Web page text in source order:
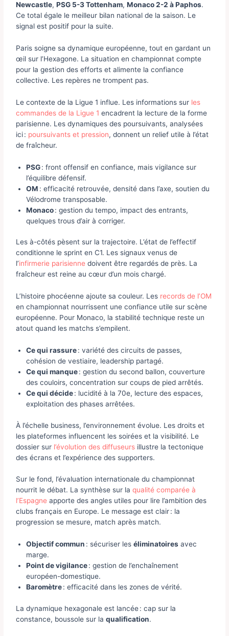
Newcastle,PSG 5-3 Tottenham,Monaco 2-2 à Paphos.
Ce total égale le meilleur bilan national de la saison. Le
signal est positif pour la suite.
Paris soigne sa dynamique européenne, tout en gardant un
œil sur l’Hexagone. La situation en championnat compte
pour la gestion des efforts et alimente la confiance
collective. Les repères ne trompent pas.
Le contexte de la Ligue 1 influe. Les informations sur les
commandes de la Ligue 1 encadrent la lecture de la forme
parisienne. Les dynamiques des poursuivants, analysées
ici : poursuivants et pression, donnent un relief utile à l’état
de fraîcheur.
PSG: front offensif en confiance, mais vigilance sur
l’équilibre défensif.
OM : efficacité retrouvée, densité dans l’axe, soutien du
Vélodrome transposable.
Monaco: gestion du tempo, impact des entrants,
quelques trous d’air à corriger.
Les à-côtés pèsent sur la trajectoire. L’état de l’effectif
conditionne le sprint en C1. Les signaux venus de
l’infirmerie parisienne doivent être regardés de près. La
fraîcheur est reine au cœur d’un mois chargé.
L’histoire phocéenne ajoute sa couleur. Les records de l’OM
en championnat nourrissent une confiance utile sur scène
européenne. Pour Monaco, la stabilité technique reste un
atout quand les matchs s’empilent.
Ce qui rassure: variété des circuits de passes,
cohésion de vestiaire, leadership partagé.
Ce qui manque: gestion du second ballon, couverture
des couloirs, concentration sur coups de pied arrêtés.
Ce qui décide: lucidité à la 70e, lecture des espaces,
exploitation des phases arrêtées.
À l’échelle business, l’environnement évolue. Les droits et
les plateformes influencent les soirées et la visibilité. Le
dossier sur l’évolution des diffuseurs illustre la tectonique
des écrans et l’expérience des supporters.
Sur le fond, l’évaluation internationale du championnat
nourrit le débat. La synthèse sur laqualité comparée à
l’Espagne apporte des angles utiles pour lire l’ambition des
clubs français en Europe. Le message est clair : la
progression se mesure, match après match.
Objectif commun : sécuriser leséliminatoires avec
marge.
Point de vigilance: gestion de l’enchaînement
européen-domestique.
Baromètre: efficacité dans les zones de vérité.
La dynamique hexagonale est lancée : cap sur la
constance, boussole sur laqualification.